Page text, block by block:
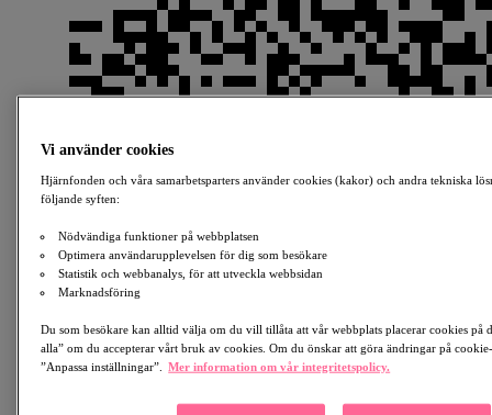
Vi använder cookies
Hjärnfonden och våra samarbetsparters använder cookies (kakor) och andra tekniska
följande syften:
Nödvändiga funktioner på webbplatsen
Optimera användarupplevelsen för dig som besökare
Statistik och webbanalys, för att utveckla webbsidan
Marknadsföring
Du som besökare kan alltid välja om du vill tillåta att vår webbplats placerar cookies på
alla” om du accepterar vårt bruk av cookies. Om du önskar att göra ändringar på
”Anpassa inställningar”.
Mer information om vår integritetspolicy.